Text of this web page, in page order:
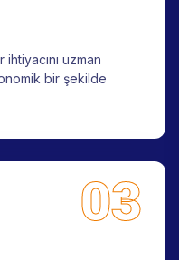
ihtiyacını uzman
bir şekilde
03